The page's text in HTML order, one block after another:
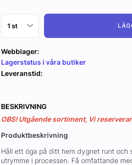
Webblager:
Lagerstatus i våra butiker
Leveranstid:
BESKRIVNING
OBS! Utgående sortiment, Vi
Produktbeskrivning
Håll ett öga på ditt hem dygnet runt och
utrymme i processen. Få omfattande